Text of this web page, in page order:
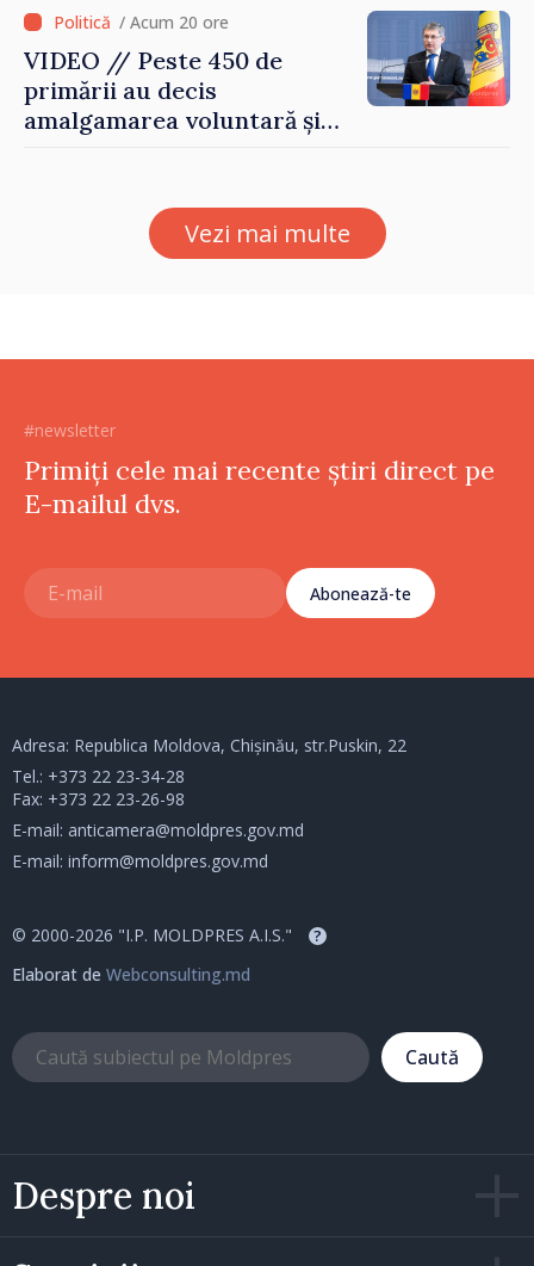
/ Acum 20 ore
VIDEO // Peste 450 de
primării au decis
amalgamarea voluntară și
Grosu: „Este important să
depășim blocajele și să dăm o
șansă localităților să se
Vezi mai multe
#newsletter
Primiți cele mai recente știri direct pe
E-mailul dvs.
Abonează-te
Despre noi
Adresa: Republica Moldova, Chișinău, str.Puskin, 22
Tel.: +373 22 23-34-28
Fax: +373 22 23-26-98
E-mail: anticamera@moldpres.gov.md
E-mail: inform@moldpres.gov.md
© 2000-2026 "I.P. MOLDPRES A.I.S." ?
Elaborat de Webconsulting.md
Caută